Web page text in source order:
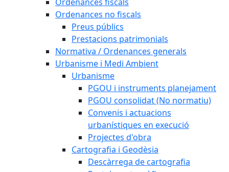
Ordenances no fiscals
Preus públics
Prestacions patrimonials
Normativa / Ordenances generals
Urbanisme i Medi Ambient
Urbanisme
PGOU i instruments planejament
PGOU consolidat (No normatiu)
Convenis i actuacions
urbanístiques en execució
Projectes d'obra
Cartografia i Geodèsia
Descàrrega de cartografia